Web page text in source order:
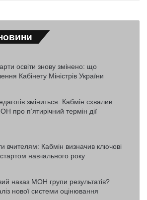
освіти знову змінено: що
Кабінету Міністрів України
зміниться: Кабмін схвалив
про п’ятирічний термін дії
вчителям: Кабмін визначив ключові
навчального року
наказ МОН групи результатів?
нової системи оцінювання